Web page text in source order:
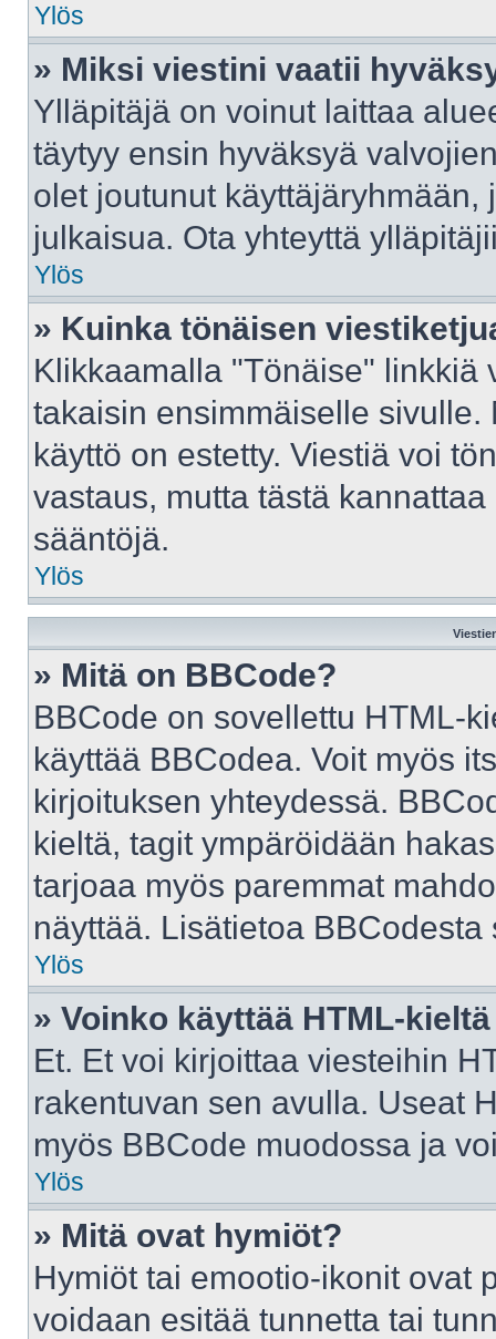
Ylös
» Miksi viestini vaatii
Ylläpitäjä on voinut laittaa
täytyy ensin hyväksyä
olet joutunut
julkaisua. Ota yhteyttä
Ylös
» Kuinka tönäisen
Klikkaamalla "Tönäise" linkkiä
takaisin ensimmäiselle
käyttö on estetty. Viestiä voi
vastaus, mutta tästä
sääntöjä.
Ylös
» Mitä on BBCode?
BBCode on sovellettu HTML-
käyttää BBCodea. Voit myös
kirjoituksen yhteydessä.
kieltä, tagit ympäröidään
tarjoaa myös paremmat
näyttää. Lisätietoa
Ylös
» Voinko käyttää HTML-
Et. Et voi kirjoittaa viesteihin
rakentuvan sen avulla. Useat
myös BBCode muodossa ja
Ylös
» Mitä ovat hymiöt?
Hymiöt tai emootio-ikonit ovat
voidaan esitää tunnetta tai